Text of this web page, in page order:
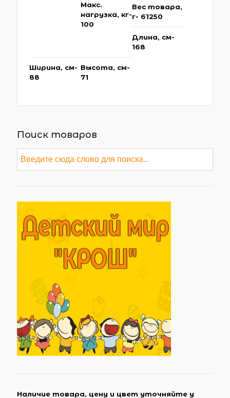
Макс.
нагрузка, кг-
100
Вес товара,
г- 61250
Длина, см-
168
Ширина, см-
88
Высота, см-
71
Поиск товаров
Наличие товара, цену и цвет уточняйте у